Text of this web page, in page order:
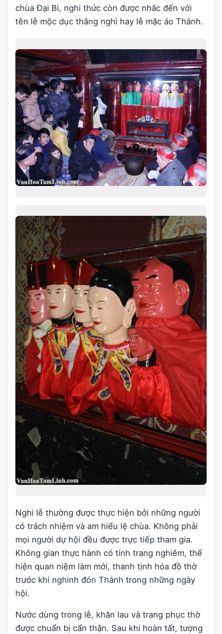
chùa Đại Bi, nghi thức còn được nhắc đến với
tên lễ mộc dục thắng nghì hay lễ mặc áo Thánh.
Nghi lễ thường được thực hiện bởi những người
có trách nhiệm và am hiểu lệ chùa. Không phải
mọi người dự hội đều được trực tiếp tham gia.
Không gian thực hành có tính trang nghiêm, thể
hiện quan niệm làm mới, thanh tịnh hóa đồ thờ
trước khi nghinh đón Thánh trong những ngày
hội.
Nước dùng trong lễ, khăn lau và trang phục thờ
được chuẩn bị cẩn thận. Sau khi hoàn tất, tượng